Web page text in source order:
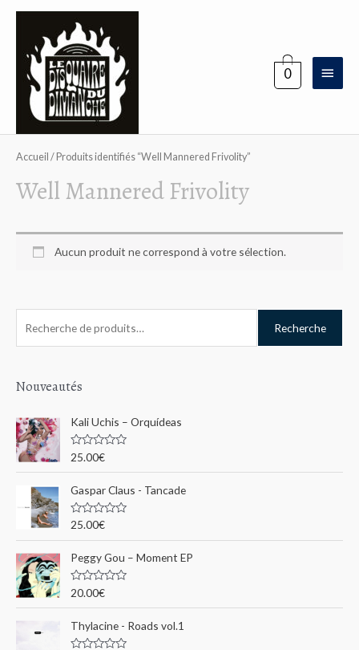
Menu
0
h
r
c
h
u
r
:
Recherche
Nouveautés
Kali Uchis – Orquídeas
N
t
e
0
s
r
5
25.00€
Gaspar Claus - Tancade
N
t
e
0
s
r
5
25.00€
Peggy Gou ‎– Moment EP
N
t
e
0
s
20.00€
Thylacine - Roads vol.1
Accueil / Produits identifiés “Well Mannered Frivolity”
Well Mannered Frivolity
Aucun produit ne correspond à votre sélection.